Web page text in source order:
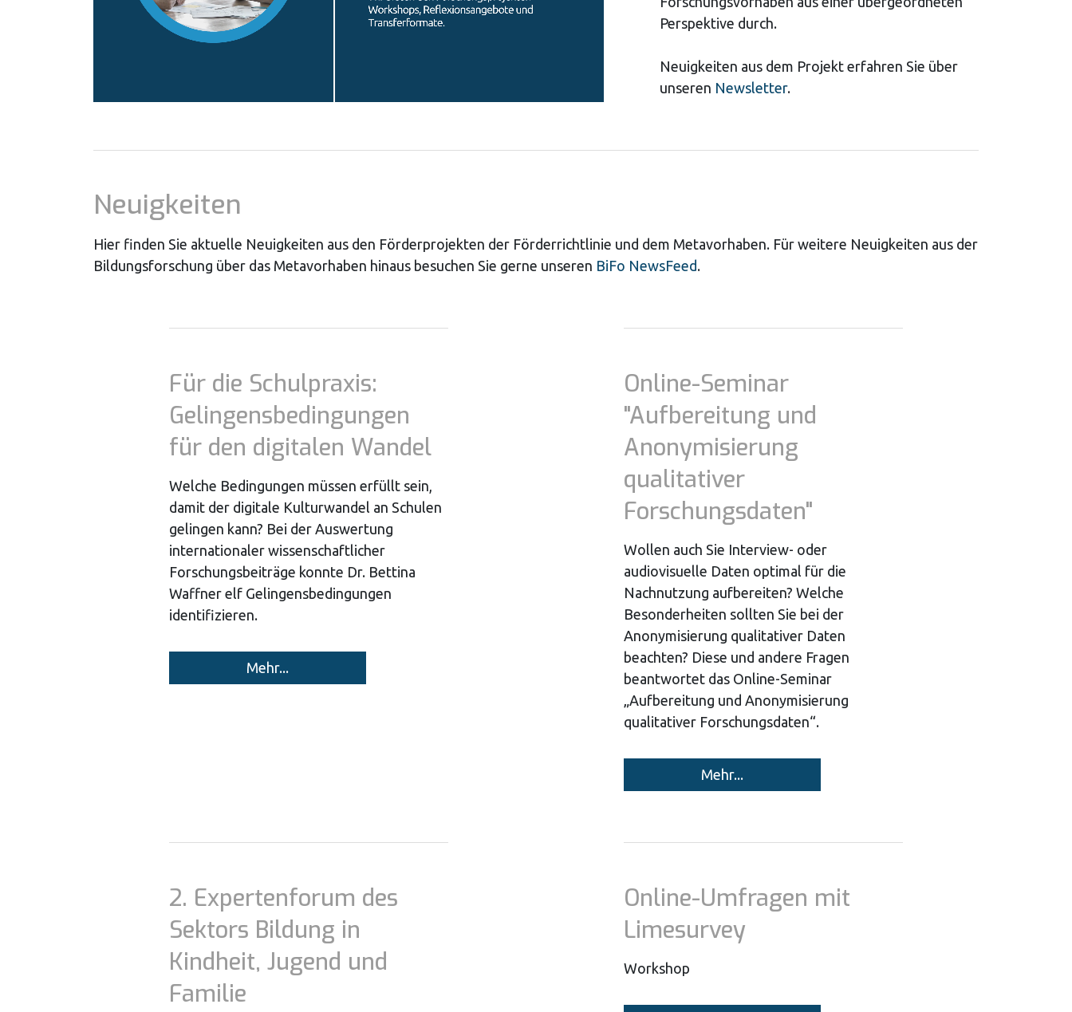
Perspektive durch.
Neuigkeiten aus dem Projekt erfahren Sie über
unseren Newsletter.
Neuigkeiten
Hier finden Sie aktuelle Neuigkeiten aus den Förderprojekten der Förderrichtlinie und dem Metavorhaben. Für weitere Neuigkeiten aus der
Bildungsforschung über das Metavorhaben hinaus besuchen Sie gerne unseren BiFo NewsFeed.
Für die Schulpraxis:
Gelingensbedingungen
für den digitalen Wandel
Welche Bedingungen müssen erfüllt sein,
damit der digitale Kulturwandel an Schulen
gelingen kann? Bei der Auswertung
internationaler wissenschaftlicher
Forschungsbeiträge konnte Dr. Bettina
Waffner elf Gelingensbedingungen
identifizieren.
Mehr...
Online-Seminar
"Aufbereitung und
Anonymisierung
qualitativer
Forschungsdaten"
Wollen auch Sie Interview- oder
audiovisuelle Daten optimal für die
Nachnutzung aufbereiten? Welche
Besonderheiten sollten Sie bei der
Anonymisierung qualitativer Daten
beachten? Diese und andere Fragen
beantwortet das Online-Seminar
„Aufbereitung und Anonymisierung
qualitativer Forschungsdaten“.
Mehr...
2. Expertenforum des
Sektors Bildung in
Kindheit, Jugend und
Familie
Online-Umfragen mit
Limesurvey
Workshop